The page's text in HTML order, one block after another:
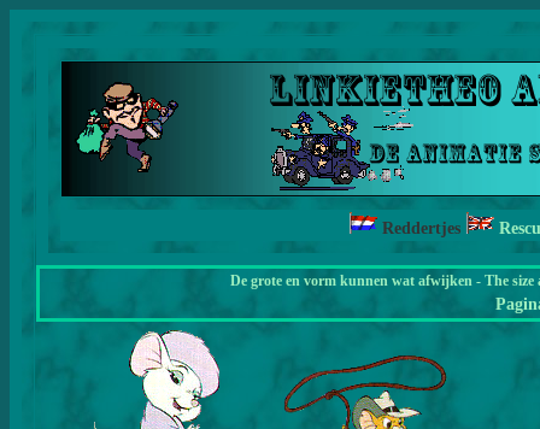
Reddertjes
De grote en vorm kunnen wat afwijken - The